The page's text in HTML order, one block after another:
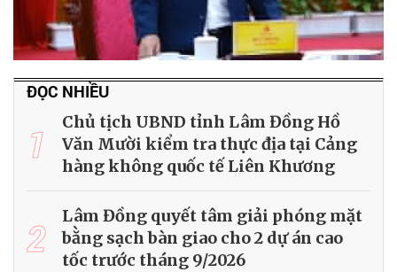
ĐỌC NHIỀU
1
Chủ tịch UBND tỉnh Lâm Đồng Hồ
Văn Mười kiểm tra thực địa tại Cảng
hàng không quốc tế Liên Khương
2
Lâm Đồng quyết tâm giải phóng mặt
bằng sạch bàn giao cho 2 dự án cao
tốc trước tháng 9/2026